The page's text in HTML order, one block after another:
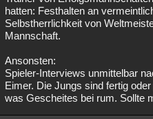
hatten: Festhalten an
Selbstherrlichkeit von
Mannschaft.
Ansonsten:
Spieler-Interviews unmittelbar
Eimer. Die Jungs sind fertig
was Gescheites bei rum. Sollte